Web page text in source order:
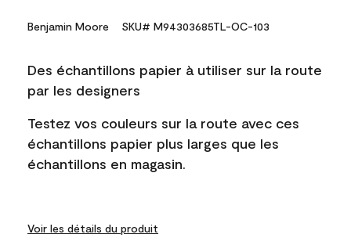
Benjamin Moore SKU# M94303685TL-OC-103
Des échantillons papier à utiliser sur la route
par les designers
Testez vos couleurs sur la route avec ces
échantillons papier plus larges que les
échantillons en magasin.
Voir les détails du produit